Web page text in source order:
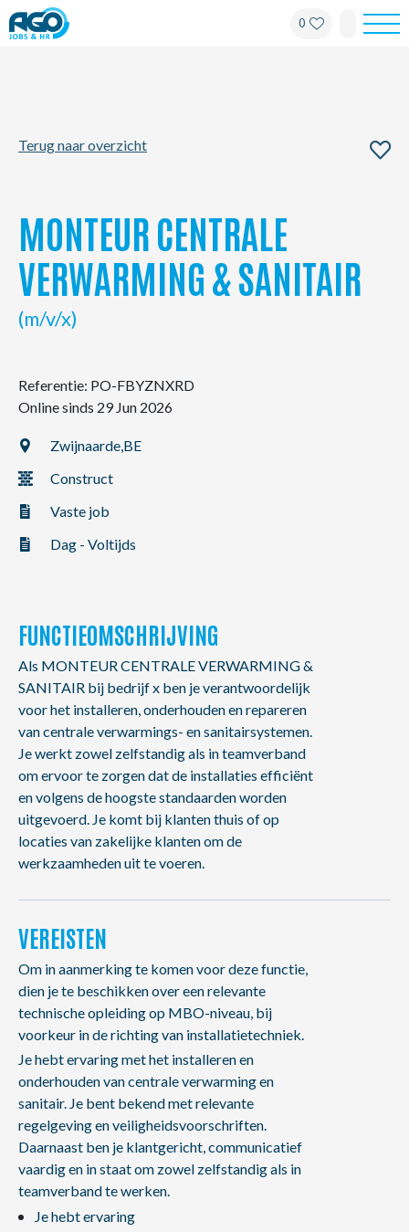
0
Kantoren
My AGO
NL FR EN
Terug naar overzicht
MONTEUR CENTRALE
VERWARMING & SANITAIR
(m/v/x)
Referentie: PO-FBYZNXRD
Online sinds 29 Jun 2026
Zwijnaarde,BE
Construct
Vaste job
Dag - Voltijds
FUNCTIEOMSCHRIJVING
Als MONTEUR CENTRALE VERWARMING &
SANITAIR bij bedrijf x ben je verantwoordelijk
voor het installeren, onderhouden en repareren
van centrale verwarmings- en sanitairsystemen.
Je werkt zowel zelfstandig als in teamverband
om ervoor te zorgen dat de installaties efficiënt
en volgens de hoogste standaarden worden
uitgevoerd. Je komt bij klanten thuis of op
locaties van zakelijke klanten om de
werkzaamheden uit te voeren.
VEREISTEN
Om in aanmerking te komen voor deze functie,
dien je te beschikken over een relevante
technische opleiding op MBO-niveau, bij
voorkeur in de richting van installatietechniek.
Je hebt ervaring met het installeren en
onderhouden van centrale verwarming en
sanitair. Je bent bekend met relevante
regelgeving en veiligheidsvoorschriften.
Daarnaast ben je klantgericht, communicatief
vaardig en in staat om zowel zelfstandig als in
teamverband te werken.
Je hebt ervaring